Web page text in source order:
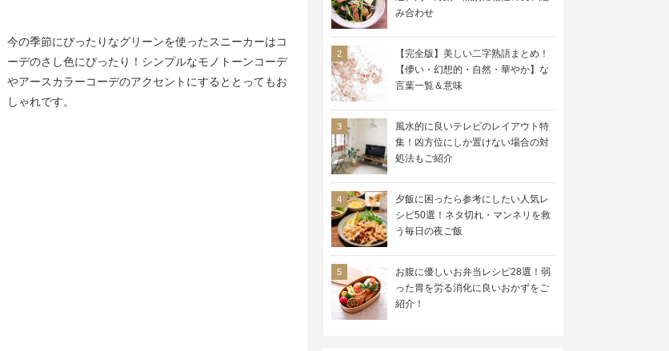
今の季節にぴったりなグリーンを使ったスニーカーはコ
ーデのさし色にぴったり！シンプルなモノトーンコーデ
やアースカラーコーデのアクセントにするととってもお
しゃれです。
み合わせ
【完全版】美しい二字熟語まとめ！
【儚い・幻想的・自然・華やか】な
言葉一覧＆意味
風水的に良いテレビのレイアウト特
集！凶方位にしか置けない場合の対
処法もご紹介
夕飯に困ったら参考にしたい人気レ
シピ50選！ネタ切れ・マンネリを救
う毎日の夜ご飯
お腹に優しいお弁当レシピ28選！弱
った胃を労る消化に良いおかずをご
紹介！